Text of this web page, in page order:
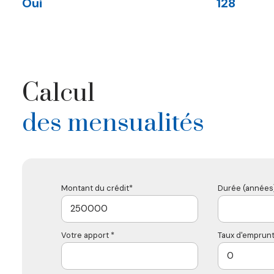
Calcul
des mensualités
Montant du crédit* Durée
Votre apport * Taux